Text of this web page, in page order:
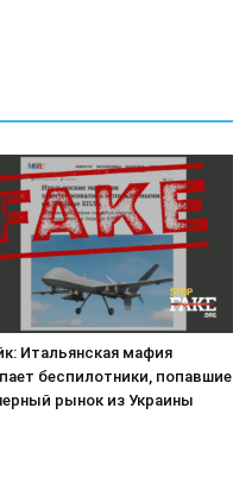
Итальянская мафия
беспилотники, попавшие
рынок из Украины